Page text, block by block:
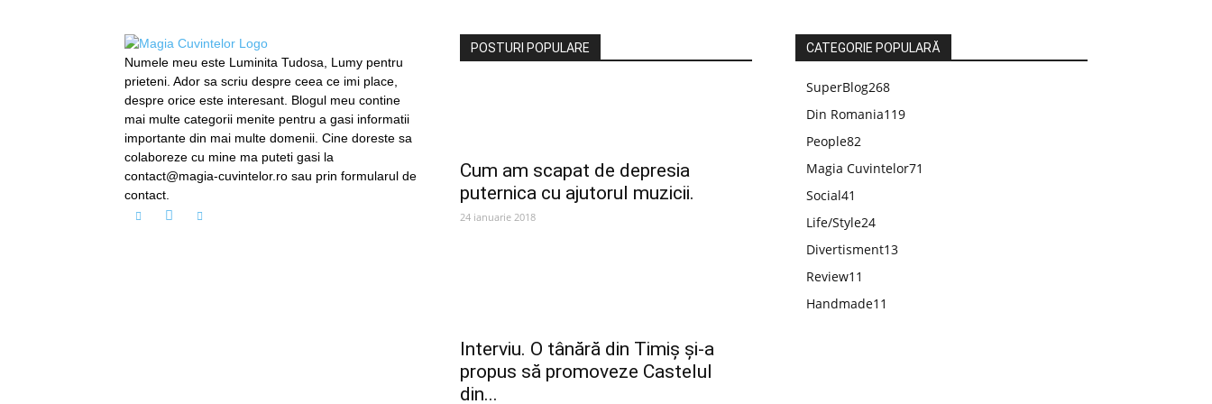
Numele meu este Luminita Tudosa, Lumy pentru
prieteni. Ador sa scriu despre ceea ce imi place,
despre orice este interesant. Blogul meu contine
mai multe categorii menite pentru a gasi informatii
importante din mai multe domenii. Cine doreste sa
colaboreze cu mine ma puteti gasi la
contact@magia-cuvintelor.ro sau prin formularul de
contact.
POSTURI POPULARE
Cum am scapat de depresia
puternica cu ajutorul muzicii.
24 ianuarie 2018
Interviu. O tânără din Timiș și-a
propus să promoveze Castelul
din...
CATEGORIE POPULARĂ
SuperBlog268
Din Romania119
People82
Magia Cuvintelor71
Social41
Life/Style24
Divertisment13
Review11
Handmade11